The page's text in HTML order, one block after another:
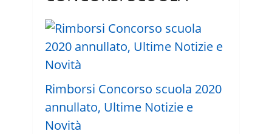
Rimborsi Concorso scuola 2020
annullato, Ultime Notizie e
Novità